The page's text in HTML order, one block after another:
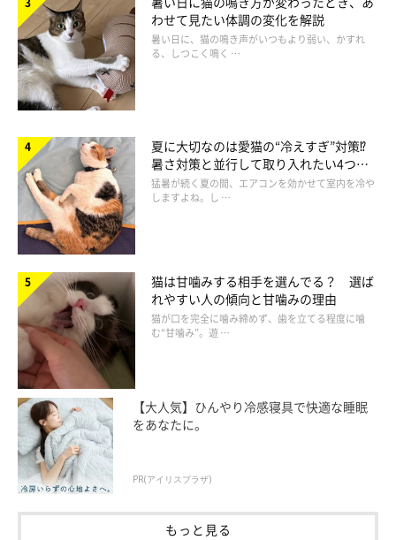
ねこのきもち投稿写真ギャラリー
すももくんも仰向けでお休み中。ゴローンと転がってかわいいで
すね。
ょうか？
家猫は安全だから無防備に寝られる
わせて見たい体調の変化を解説
暑い日に、猫の鳴き声がいつもより弱い、かすれ
る、しつこく鳴く …
夏に大切なのは愛猫の“冷えすぎ”対策⁉
暑さ対策と並行して取り入れたい4つの
工夫
猛暑が続く夏の間、エアコンを効かせて室内を冷や
しますよね。し …
猫は甘噛みする相手を選んでる？ 選ば
れやすい人の傾向と甘噛みの理由
猫が口を完全に噛み締めず、歯を立てる程度に噛
む“甘噛み”。遊 …
【大人気】ひんやり冷感寝具で快適な睡眠
をあなたに。
PR(アイリスプラザ)
もっと見る